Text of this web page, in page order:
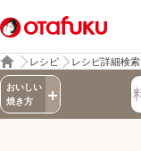
レシピ レシピ詳細検索
おいしい
焼き方
レシ